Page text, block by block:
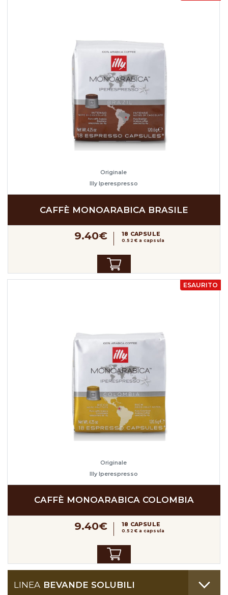
Originale
Illy Iperespresso
CAFFÈ MONOARABICA BRASILE
9.40€ 18 CAPSULE
0.52 € a capsula
ESAURITO
Originale
Illy Iperespresso
CAFFÈ MONOARABICA COLOMBIA
9.40€ 18 CAPSULE
0.52 € a capsula
LINEA BEVANDE SOLUBILI